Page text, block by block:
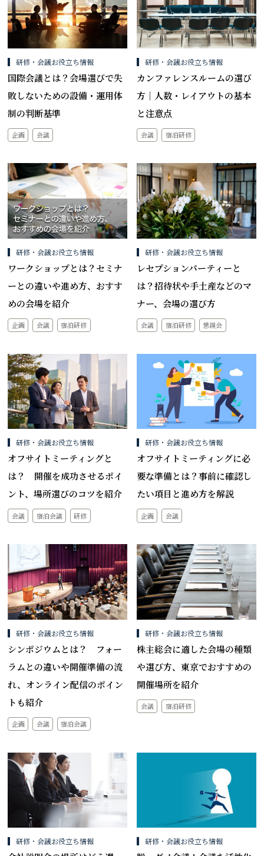
研修・会議お役立ち情報
国際会議とは？会場選びで失
敗しないための設備・運用体
制の判断基準
企画 会議
研修・会議お役立ち情報
カンファレンスルームの選び
方｜人数・レイアウトの基本
と注意点
会議 宿泊研修
研修・会議お役立ち情報
ワークショップとは？セミナ
ーとの違いや進め方、おすす
めの会場を紹介
企画 会議 宿泊研修
研修・会議お役立ち情報
レセプションパーティーと
は？招待状や手土産などのマ
ナー、会場の選び方
会議 宿泊研修 懇親会
研修・会議お役立ち情報
オフサイトミーティングと
は？ 開催を成功させるポイ
ント、場所選びのコツを紹介
会議 宿泊会議 研修
研修・会議お役立ち情報
オフサイトミーティングに必
要な準備とは？事前に確認し
たい項目と進め方を解説
企画 会議
研修・会議お役立ち情報
シンポジウムとは？ フォー
ラムとの違いや開催準備の流
れ、オンライン配信のポイン
トも紹介
企画 会議 宿泊会議
研修・会議お役立ち情報
株主総会に適した会場の種類
や選び方、東京でおすすめの
開催場所を紹介
会議 宿泊研修
研修・会議お役立ち情報 研修・会議お役立ち情報